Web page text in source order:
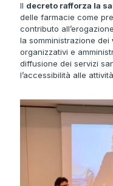
Il decreto rafforza la
delle farmacie come
contributo
la somministrazione dei
organizzativi e
diffusione dei servizi
l’accessibilità alle